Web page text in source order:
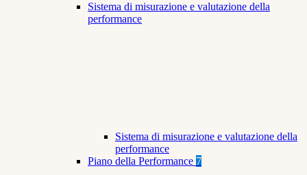
Sistema di misurazione e valutazione della
performance
Sistema di misurazione e valutazione della
performance
Piano della Performance 7